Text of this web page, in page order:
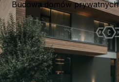
Budowa domów prywatnych